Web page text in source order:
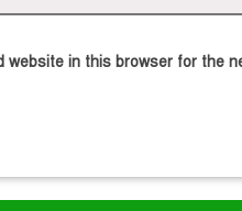
website in this browser for the